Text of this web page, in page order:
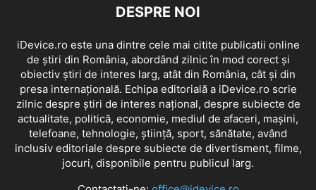
DESPRE NOI
iDevice.ro este una dintre cele mai citite publicatii online
de știri din România, abordând zilnic în mod corect și
obiectiv știri de interes larg, atât din România, cât și din
presa internațională. Echipa editorială a iDevice.ro scrie
zilnic despre știri de interes național, despre subiecte de
actualitate, politică, economie, mediul de afaceri, mașini,
telefoane, tehnologie, știință, sport, sănătate, având
inclusiv editoriale despre subiecte de divertisment, filme,
jocuri, disponibile pentru publicul larg.